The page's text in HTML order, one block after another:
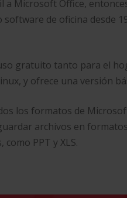
Microsoft Office,
de oficina desde
gratuito tanto para el
y ofrece una versión
los formatos de
archivos en formatos
PPT y XLS.